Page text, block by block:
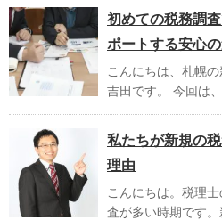
初めての税務調
ポートする安心
こんにちは、札幌
吉田です。 今回は
私たちが新規の
理由
こんにちは。税理
査が多い時期です。